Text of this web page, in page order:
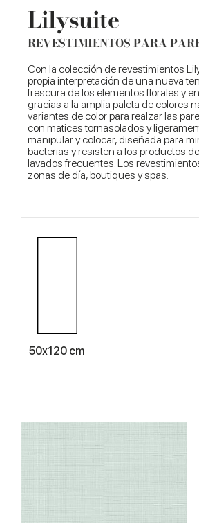
Lilysuite
REVESTIMIENTOS PARA
Con la colección de revestimientos
propia interpretación de una nueva
frescura de los elementos florales y
gracias a la amplia paleta de colores
variantes de color para realzar las
con matices tornasolados y
manipular y colocar, diseñada para
bacterias y resisten a los productos
lavados frecuentes. Los
zonas de día, boutiques y spas.
50x120 cm